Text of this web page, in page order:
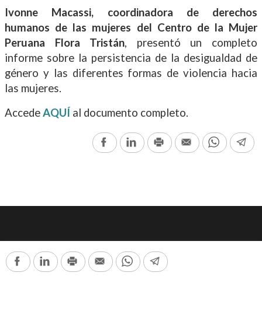
Ivonne Macassi, coordinadora de derechos
humanos de las mujeres del Centro de la Mujer
Peruana Flora Tristán, presentó un completo
informe sobre la persistencia de la desigualdad de
género y las diferentes formas de violencia hacia
las mujeres.
AccedeAQUÍ al documento completo.
FacebookLinkedInPrint Email
Seguinos en nuestras redes:
FacebookLinkedInPrint Email WhatsAppTelegram